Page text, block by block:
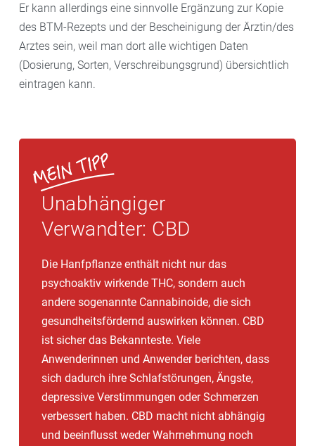
Er kann allerdings eine sinnvolle Ergänzung zur Kopie
des BTM-Rezepts und der Bescheinigung der Ärztin/des
Arztes sein, weil man dort alle wichtigen Daten
(Dosierung, Sorten, Verschreibungsgrund) übersichtlich
eintragen kann.
Unabhängiger
Verwandter: CBD
Die Hanfpflanze enthält nicht nur das
psychoaktiv wirkende THC, sondern auch
andere sogenannte Cannabinoide, die sich
gesundheitsfördernd auswirken können. CBD
ist sicher das Bekannteste. Viele
Anwenderinnen und Anwender berichten, dass
sich dadurch ihre Schlafstörungen, Ängste,
depressive Verstimmungen oder Schmerzen
verbessert haben. CBD macht nicht abhängig
und beeinflusst weder Wahrnehmung noch